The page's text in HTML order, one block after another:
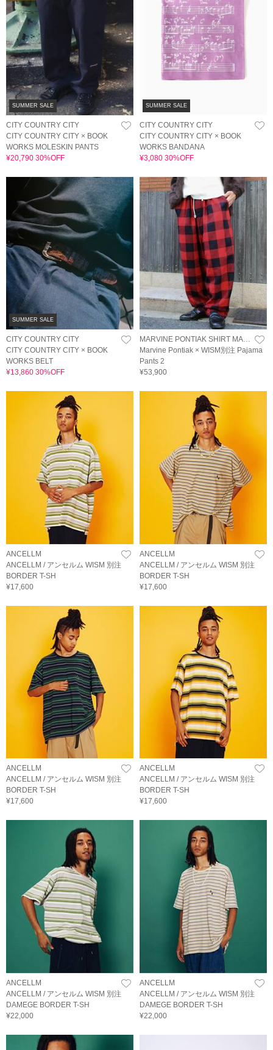
SUMMER SALE
CITY COUNTRY CITY
CITY COUNTRY CITY × BOOK
WORKS MOLESKIN PANTS
¥20,790 30%OFF
SUMMER SALE
CITY COUNTRY CITY
CITY COUNTRY CITY × BOOK
WORKS BANDANA
¥3,080 30%OFF
SUMMER SALE
CITY COUNTRY CITY
CITY COUNTRY CITY × BOOK
WORKS BELT
¥13,860 30%OFF
MARVINE PONTIAK SHIRT MAKERS
Marvine Pontiak × WISM別注 Pajama
Pants 2
¥53,900
ANCELLM
ANCELLM / アンセルム WISM 別注
BORDER T-SH
¥17,600
ANCELLM
ANCELLM / アンセルム WISM 別注
BORDER T-SH
¥17,600
ANCELLM
ANCELLM / アンセルム WISM 別注
BORDER T-SH
¥17,600
ANCELLM
ANCELLM / アンセルム WISM 別注
BORDER T-SH
¥17,600
ANCELLM
ANCELLM / アンセルム WISM 別注
DAMEGE BORDER T-SH
¥22,000
ANCELLM
ANCELLM / アンセルム WISM 別注
DAMEGE BORDER T-SH
¥22,000